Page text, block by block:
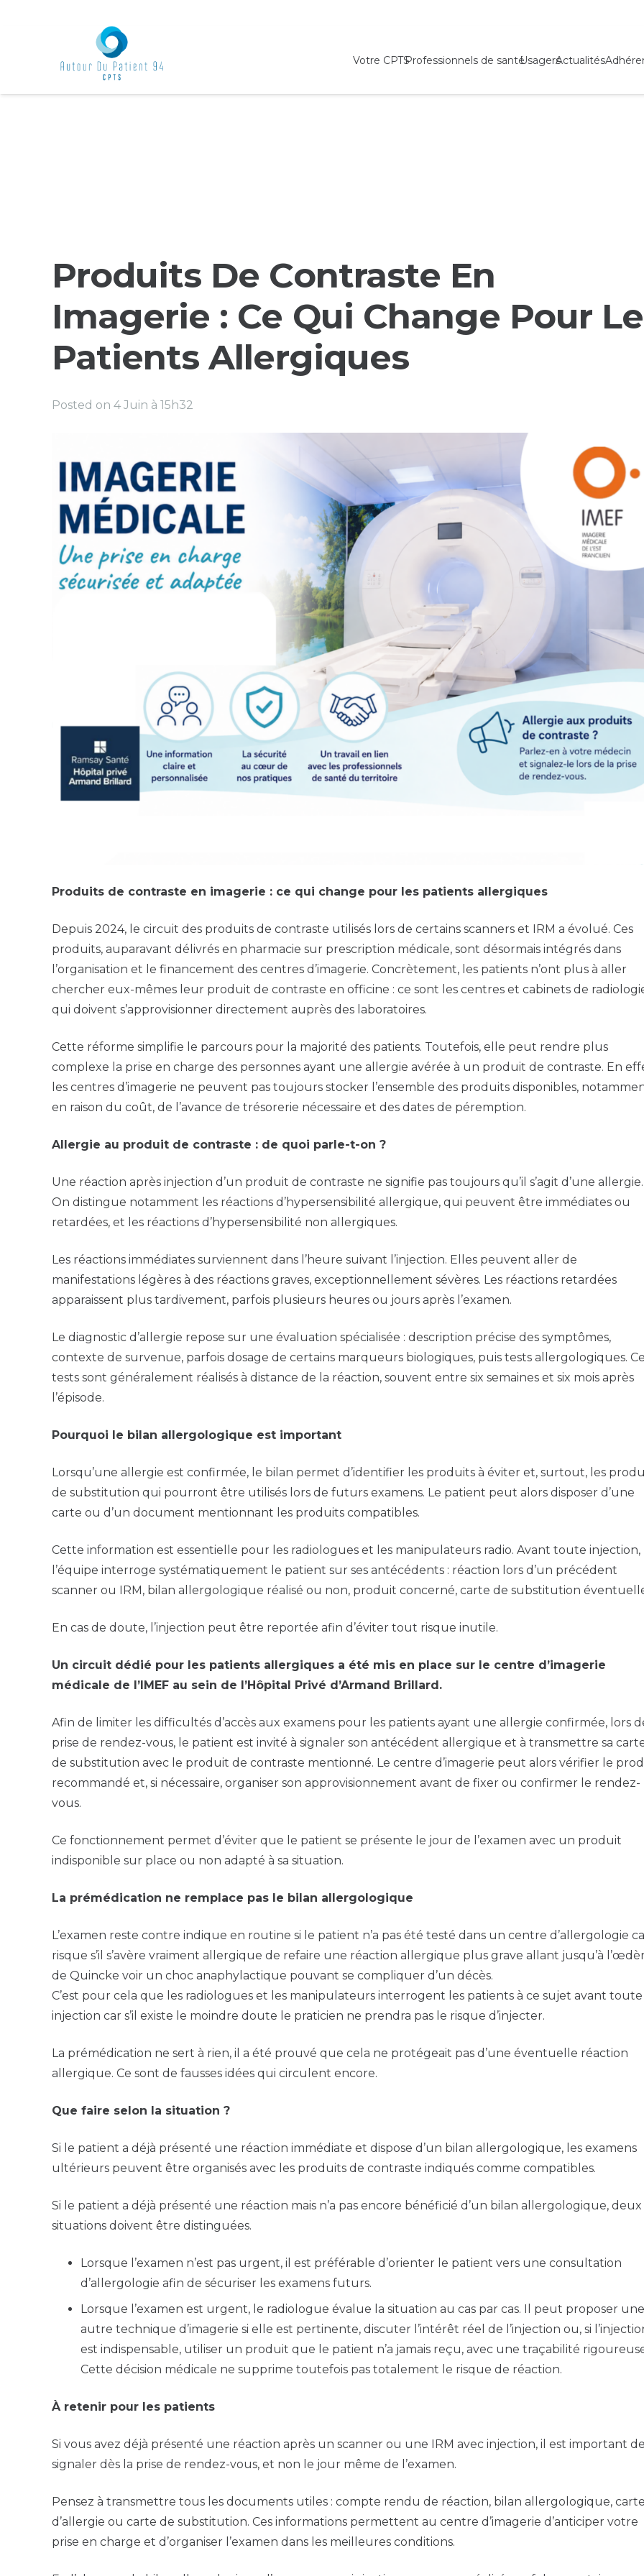
Votre CPTSProfessionnels de santéUsagersActualités
Produits De Contraste En
Imagerie : Ce Qui Change Pour
Patients Allergiques
Posted on 4 Juin à 15h32
Produits de contraste en imagerie : ce qui change pour les patients allergiques
Depuis 2024, le circuit des produits de contraste utilisés lors de certains scanners et IRM a évolué. Ces
produits, auparavant délivrés en pharmacie sur prescription médicale, sont désormais intégrés dans
l’organisation et le financement des centres d’imagerie. Concrètement, les patients n’ont plus à aller
chercher eux-mêmes leur produit de contraste en officine : ce sont les centres et cabinets de
qui doivent s’approvisionner directement auprès des laboratoires.
Cette réforme simplifie le parcours pour la majorité des patients. Toutefois, elle peut rendre plus
complexe la prise en charge des personnes ayant une allergie avérée à un produit de contraste. En
les centres d’imagerie ne peuvent pas toujours stocker l’ensemble des produits disponibles,
en raison du coût, de l’avance de trésorerie nécessaire et des dates de péremption.
Allergie au produit de contraste : de quoi parle-t-on ?
Une réaction après injection d’un produit de contraste ne signifie pas toujours qu’il s’agit d’une allergie.
On distingue notamment les réactions d’hypersensibilité allergique, qui peuvent être immédiates ou
retardées, et les réactions d’hypersensibilité non allergiques.
Les réactions immédiates surviennent dans l’heure suivant l’injection. Elles peuvent aller de
manifestations légères à des réactions graves, exceptionnellement sévères. Les réactions retardées
apparaissent plus tardivement, parfois plusieurs heures ou jours après l’examen.
Le diagnostic d’allergie repose sur une évaluation spécialisée : description précise des symptômes,
contexte de survenue, parfois dosage de certains marqueurs biologiques, puis tests allergologiques.
tests sont généralement réalisés à distance de la réaction, souvent entre six semaines et six mois après
l’épisode.
Pourquoi le bilan allergologique est important
Lorsqu’une allergie est confirmée, le bilan permet d’identifier les produits à éviter et, surtout, les
de substitution qui pourront être utilisés lors de futurs examens. Le patient peut alors disposer d’une
carte ou d’un document mentionnant les produits compatibles.
Cette information est essentielle pour les radiologues et les manipulateurs radio. Avant toute injection,
l’équipe interroge systématiquement le patient sur ses antécédents : réaction lors d’un précédent
scanner ou IRM, bilan allergologique réalisé ou non, produit concerné, carte de substitution
En cas de doute, l’injection peut être reportée afin d’éviter tout risque inutile.
Un circuit dédié pour les patients allergiques a été mis en place sur le centre d’imagerie
médicale de l’IMEF au sein de l’Hôpital Privé d’Armand Brillard.
Afin de limiter les difficultés d’accès aux examens pour les patients ayant une allergie confirmée, lors
prise de rendez-vous, le patient est invité à signaler son antécédent allergique et à transmettre sa
de substitution avec le produit de contraste mentionné. Le centre d’imagerie peut alors vérifier le
recommandé et, si nécessaire, organiser son approvisionnement avant de fixer ou confirmer le rendez-
vous.
Ce fonctionnement permet d’éviter que le patient se présente le jour de l’examen avec un produit
indisponible sur place ou non adapté à sa situation.
La prémédication ne remplace pas le bilan allergologique
L’examen reste contre indique en routine si le patient n’a pas été testé dans un centre d’allergologie
risque s’il s’avère vraiment allergique de refaire une réaction allergique plus grave allant jusqu’à
de Quincke voir un choc anaphylactique pouvant se compliquer d’un décès.
C’est pour cela que les radiologues et les manipulateurs interrogent les patients à ce sujet avant toute
injection car s’il existe le moindre doute le praticien ne prendra pas le risque d’injecter.
La prémédication ne sert à rien, il a été prouvé que cela ne protégeait pas d’une éventuelle réaction
allergique. Ce sont de fausses idées qui circulent encore.
Que faire selon la situation ?
Si le patient a déjà présenté une réaction immédiate et dispose d’un bilan allergologique, les examens
ultérieurs peuvent être organisés avec les produits de contraste indiqués comme compatibles.
Si le patient a déjà présenté une réaction mais n’a pas encore bénéficié d’un bilan allergologique, deux
situations doivent être distinguées.
Lorsque l’examen n’est pas urgent, il est préférable d’orienter le patient vers une consultation
d’allergologie afin de sécuriser les examens futurs.
Lorsque l’examen est urgent, le radiologue évalue la situation au cas par cas. Il peut proposer une
autre technique d’imagerie si elle est pertinente, discuter l’intérêt réel de l’injection ou, si
est indispensable, utiliser un produit que le patient n’a jamais reçu, avec une traçabilité
Cette décision médicale ne supprime toutefois pas totalement le risque de réaction.
À retenir pour les patients
Si vous avez déjà présenté une réaction après un scanner ou une IRM avec injection, il est important
signaler dès la prise de rendez-vous, et non le jour même de l’examen.
Pensez à transmettre tous les documents utiles : compte rendu de réaction, bilan allergologique, carte
d’allergie ou carte de substitution. Ces informations permettent au centre d’imagerie d’anticiper votre
prise en charge et d’organiser l’examen dans les meilleures conditions.